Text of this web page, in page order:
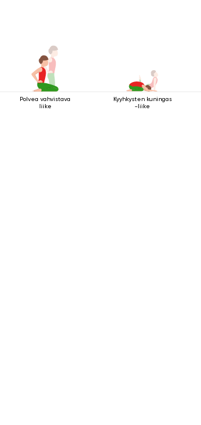
Polvea vahvistava
liike
Kyyhkysten kuningas
-liike